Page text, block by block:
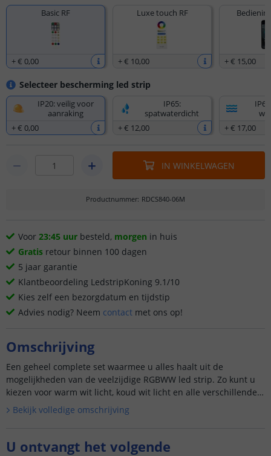
Basic RF
+€ 0,00
Luxe touch RF
+€ 10,00 +€ 15,00
Selecteer bescherming led strip
IP20: veilig voor
aanraking
+€ 0,00
IP65:
spatwaterdicht
+€ 12,00
+€ 17,00
IN WINKELWAGEN
Productnummer: RDCS840-06M
Voor 23:45 uur besteld, morgen in huis
Gratis retour binnen 100 dagen
5 jaar garantie
Klantbeoordeling LedstripKoning 9.1/10
Kies zelf een bezorgdatum en tijdstip
Advies nodig? Neem contact met ons op!
Omschrijving
Een geheel complete set waarmee u alles haalt uit de
mogelijkheden van de veelzijdige RGBWW led strip. Zo kunt u
kiezen voor warm wit licht, koud wit licht en alle verschillende
kl...Bekijk volledige omschrijving
U ontvangt het volgende